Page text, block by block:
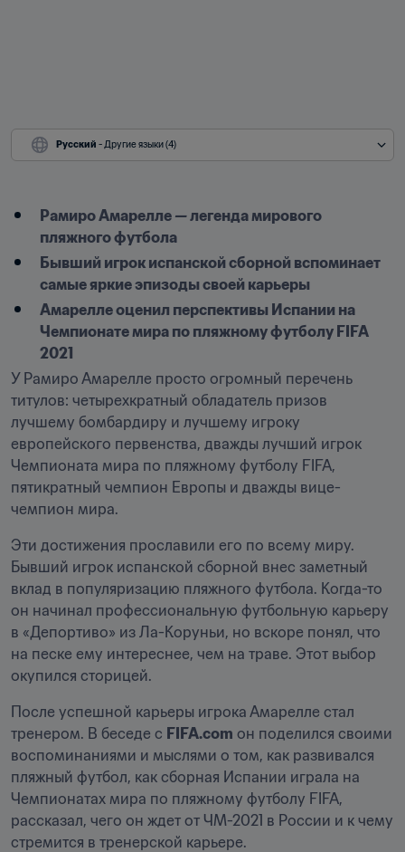
Русский - Другие языки (4)
Рамиро Амарелле — легенда мирового
пляжного футбола
Бывший игрок испанской сборной вспоминает
самые яркие эпизоды своей карьеры
Амарелле оценил перспективы Испании на
Чемпионате мира по пляжному футболу FIFA
2021
У Рамиро Амарелле просто огромный перечень
титулов: четырехкратный обладатель призов
лучшему бомбардиру и лучшему игроку
европейского первенства, дважды лучший игрок
Чемпионата мира по пляжному футболу FIFA,
пятикратный чемпион Европы и дважды вице-
чемпион мира.
Эти достижения прославили его по всему миру.
Бывший игрок испанской сборной внес заметный
вклад в популяризацию пляжного футбола. Когда-то
он начинал профессиональную футбольную карьеру
в «Депортиво» из Ла-Коруньи, но вскоре понял, что
на песке ему интереснее, чем на траве. Этот выбор
окупился сторицей.
После успешной карьеры игрока Амарелле стал
тренером. В беседе с FIFA.com он поделился своими
воспоминаниями и мыслями о том, как развивался
пляжный футбол, как сборная Испании играла на
Чемпионатах мира по пляжному футболу FIFA,
рассказал, чего он ждет от ЧМ-2021 в России и к чему
стремится в тренерской карьере.